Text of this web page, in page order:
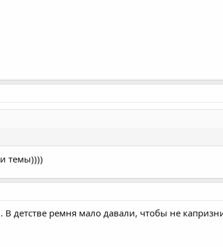
темы))))
детстве ремня мало давали, чтобы не